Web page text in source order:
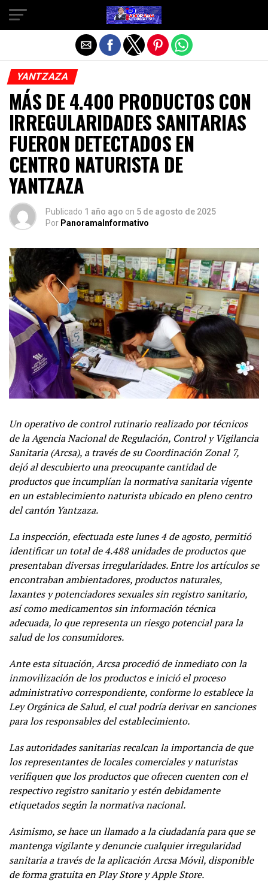
YANTZAZA
MÁS DE 4.400 PRODUCTOS CON
IRREGULARIDADES SANITARIAS
FUERON DETECTADOS EN
CENTRO NATURISTA DE
YANTZAZA
Publicado 1 año ago on 5 de agosto de 2025
Por PanoramaInformativo
Un operativo de control rutinario realizado por técnicos
de la Agencia Nacional de Regulación, Control y Vigilancia
Sanitaria (Arcsa), a través de su Coordinación Zonal 7,
dejó al descubierto una preocupante cantidad de
productos que incumplían la normativa sanitaria vigente
en un establecimiento naturista ubicado en pleno centro
del cantón Yantzaza.
La inspección, efectuada este lunes 4 de agosto, permitió
identificar un total de 4.488 unidades de productos que
presentaban diversas irregularidades. Entre los artículos se
encontraban ambientadores, productos naturales,
laxantes y potenciadores sexuales sin registro sanitario,
así como medicamentos sin información técnica
adecuada, lo que representa un riesgo potencial para la
salud de los consumidores.
Ante esta situación, Arcsa procedió de inmediato con la
inmovilización de los productos e inició el proceso
administrativo correspondiente, conforme lo establece la
Ley Orgánica de Salud, el cual podría derivar en sanciones
para los responsables del establecimiento.
Las autoridades sanitarias recalcan la importancia de que
los representantes de locales comerciales y naturistas
verifiquen que los productos que ofrecen cuenten con el
respectivo registro sanitario y estén debidamente
etiquetados según la normativa nacional.
Asimismo, se hace un llamado a la ciudadanía para que se
mantenga vigilante y denuncie cualquier irregularidad
sanitaria a través de la aplicación Arcsa Móvil, disponible
de forma gratuita en Play Store y Apple Store.
Salir de la versión móvil